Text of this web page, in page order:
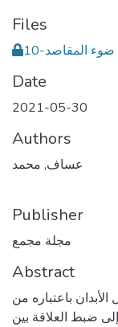
Files
Date
2021-05-30
Authors
عساف, محمد
Publisher
مجلة مجمع
Abstract
باعتباره من
ضبط العلاقة بين